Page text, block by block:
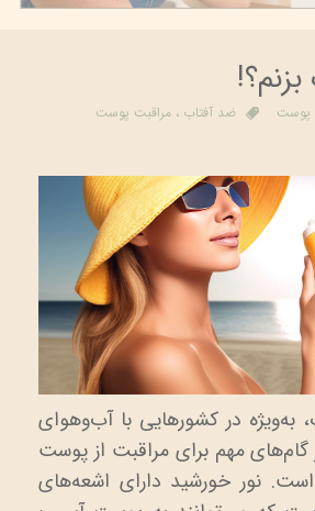
پوست ضد آفتاب ، مراقبت پوست
به‌ویژه در کشورهایی با آب‌وهوای
گام‌های مهم برای مراقبت از پوست
نور خورشید دارای اشعه‌های